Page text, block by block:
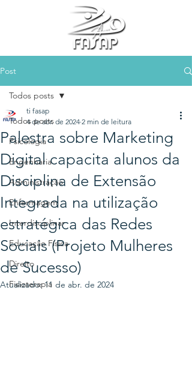
Post
Todos posts
Psicologia
Engenharia
Administração
Enfermagem
Interdisciplinar
Educação Física
Direito
Fisioterapia
Todos posts
Palestra sobre Marketing
Digital capacita alunos da
Disciplina de Extensão
Integrada na utilização
estratégica das Redes
Sociais (Projeto Mulheres
de Sucesso)
ti fasap
4 de abr. de 2024 2 min de leitura
Atualizado:11 de abr. de 2024